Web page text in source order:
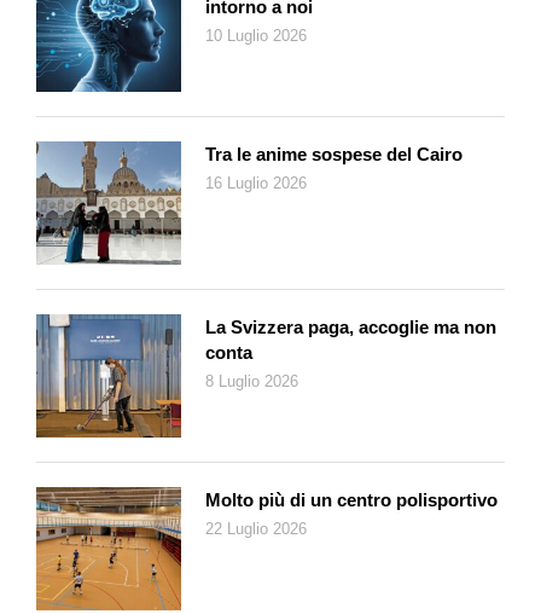
intorno a noi
10 Luglio 2026
Tra le anime sospese del Cairo
16 Luglio 2026
La Svizzera paga, accoglie ma non
conta
8 Luglio 2026
Molto più di un centro polisportivo
22 Luglio 2026